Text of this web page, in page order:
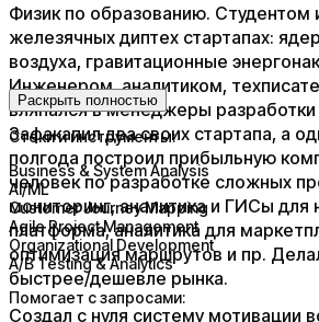
Физик по образованию. Студентом
железячных диптех стартапах:
воздуха, гравитационные
Инженером, аналитиком,
вляпался в менеджеры разработки
Зафакапил два своих стартапа, а
полгода построил прибыльную
человек по разработке сложных
мониторинг, аналитика и ГИСы для
платформа, аналитика для
оптимизация маршрутов и пр.
быстрее/дешевле рынка.
Создал с нуля систему мотивации
Раскрыть полностью
Стеки и инструменты:
Business & System Analysis
AI/ML
Customer Journey Mapping
Agile Project Management
Organizational Development
A/B Testing & Analytics
Помогает с запросами: